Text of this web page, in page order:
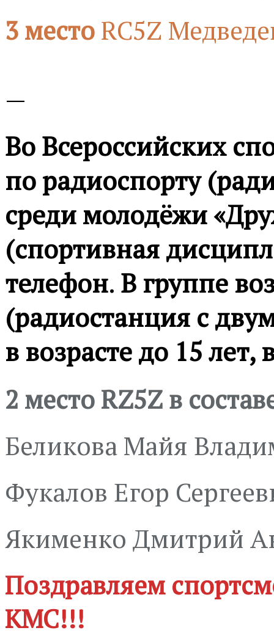
3 место RC5Z
—
Во Всероссийских
по радиоспорту
среди молодёжи
(спортивная
телефон. В группе
(радиостанция с
в возрасте до 15
2 место RZ5Z в
Беликова Майя
Фукалов Егор
Якименко Дмитрий
Поздравляем
КМС!!!